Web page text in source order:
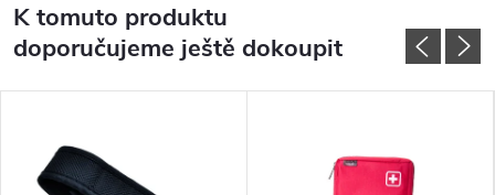
K tomuto produktu
doporučujeme ještě dokoupit